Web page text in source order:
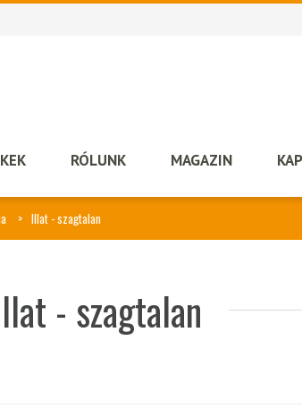
RÓLUNK MAGAZIN
Illat - szagtalan
- szagtalan